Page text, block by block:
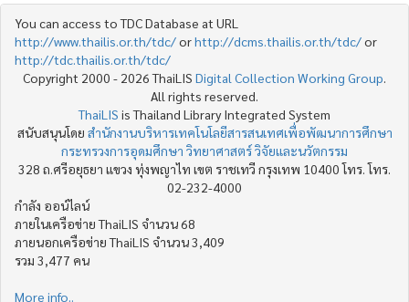
You can access to TDC Database at URL
http://www.thailis.or.th/tdc/orhttp://dcms.thailis.or.th/tdc/or
http://tdc.thailis.or.th/tdc/
Copyright 2000 - 2026 ThaiLIS Digital Collection Working Group
All rights reserved.
ThaiLIS is Thailand Library Integrated System
สนับสนุนโดย สำนักงานบริหารเทคโนโลยีสารสนเทศเพื่อพัฒนาการศึกษา
กระทรวงการอุดมศึกษา วิทยาศาสตร์ วิจัยและนวัตกรรม
328 ถ.ศรีอยุธยา แขวง ทุ่งพญาไท เขต ราชเทวี กรุงเทพ 10400 โทร. โทร.
02-232-4000
กำลัง ออน์ไลน์
ภายในเครือข่าย ThaiLIS จำนวน 68
ภายนอกเครือข่าย ThaiLIS จำนวน 3,409
รวม 3,477 คน
More info..